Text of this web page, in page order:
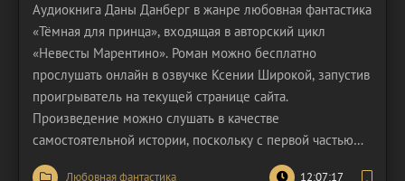
Аудиокнига Даны Данберг в жанре любовная фантастика
«Тёмная для принца», входящая в авторский цикл
«Невесты Марентино». Роман можно бесплатно
прослушать онлайн в озвучке Ксении Широкой, запустив
проигрыватель на текущей странице сайта.
Произведение можно слушать в качестве
самостоятельной истории, поскольку с первой частью
серии его объединяет исключительно идея, положенная
Любовная фантастика 12:07:17